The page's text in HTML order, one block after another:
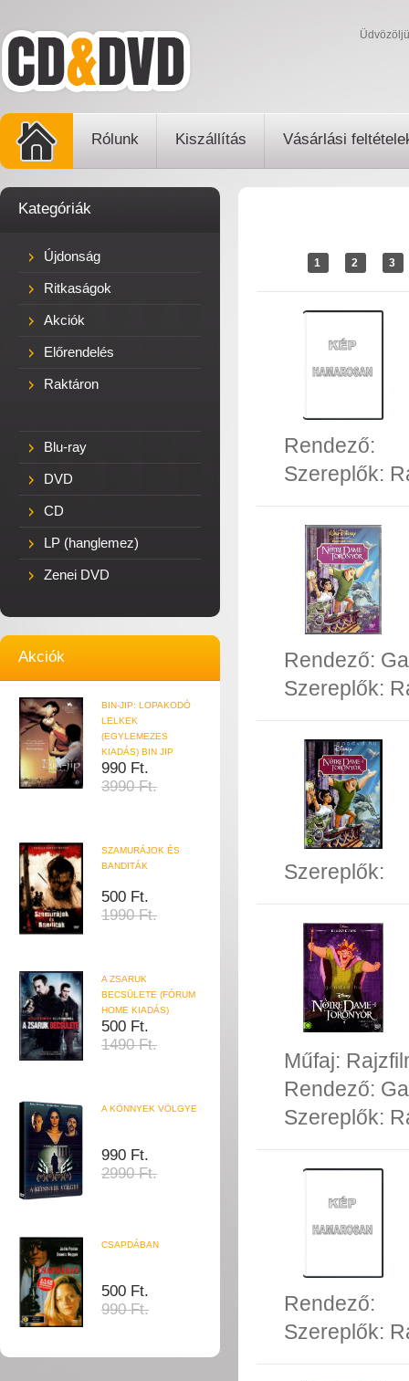
Rólunk Kiszállítás Vásárlási
Kategóriák
Újdonság
Ritkaságok
Akciók
Előrendelés
Raktáron
Blu-ray
DVD
CD
LP (hanglemez)
Zenei DVD
Akciók
BIN-JIP: LOPAKODÓ
LELKEK
(EGYLEMEZES
KIADÁS) BIN JIP
990 Ft.
3990 Ft.
SZAMURÁJOK ÉS
BANDITÁK
500 Ft.
1990 Ft.
A ZSARUK
BECSÜLETE (FÓRUM
HOME KIADÁS)
500 Ft.
1490 Ft.
A KÖNNYEK VÖLGYE
990 Ft.
2990 Ft.
CSAPDÁBAN
500 Ft.
990 Ft.
1 2 3
Rendező:
Szereplők:
Rendező:
Szereplők:
Szereplők:
Műfaj:
Rendező:
Szereplők:
Rendező:
Szereplők: